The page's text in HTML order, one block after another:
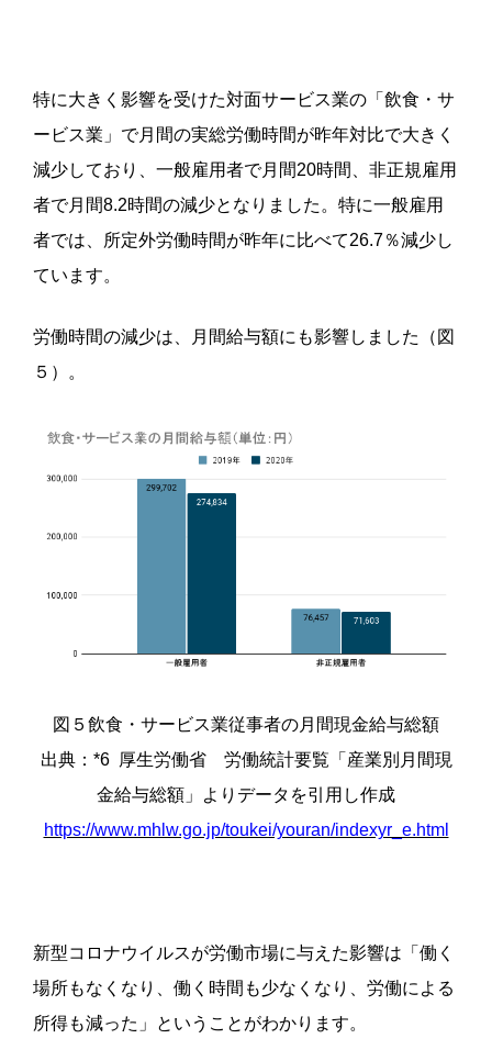
特に大きく影響を受けた対面サービス業の「飲食・サ
ービス業」で月間の実総労働時間が昨年対比で大きく
減少しており、一般雇用者で月間20時間、非正規雇用
者で月間8.2時間の減少となりました。特に一般雇用
者では、所定外労働時間が昨年に比べて26.7％減少し
ています。
労働時間の減少は、月間給与額にも影響しました（図
５）。
図５飲食・サービス業従事者の月間現金給与総額
出典：*6 厚生労働省 労働統計要覧「産業別月間現
金給与総額」よりデータを引用し作成
https://www.mhlw.go.jp/toukei/youran/indexyr_e.html
新型コロナウイルスが労働市場に与えた影響は「働く
場所もなくなり、働く時間も少なくなり、労働による
所得も減った」ということがわかります。